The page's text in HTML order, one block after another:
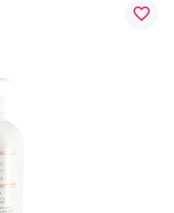
favorite_border